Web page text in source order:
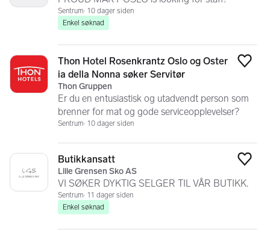
Sentrum 10 dager siden
Enkel søknad
Thon Hotel Rosenkrantz Oslo og Oster
ia della Nonna søker Servitør
Thon Gruppen
Er du en entusiastisk og utadvendt person som
brenner for mat og gode serviceopplevelser?
Sentrum 10 dager siden
Butikkansatt
Lille Grensen Sko AS
VI SØKER DYKTIG SELGER TIL VÅR BUTIKK.
Sentrum 11 dager siden
Enkel søknad